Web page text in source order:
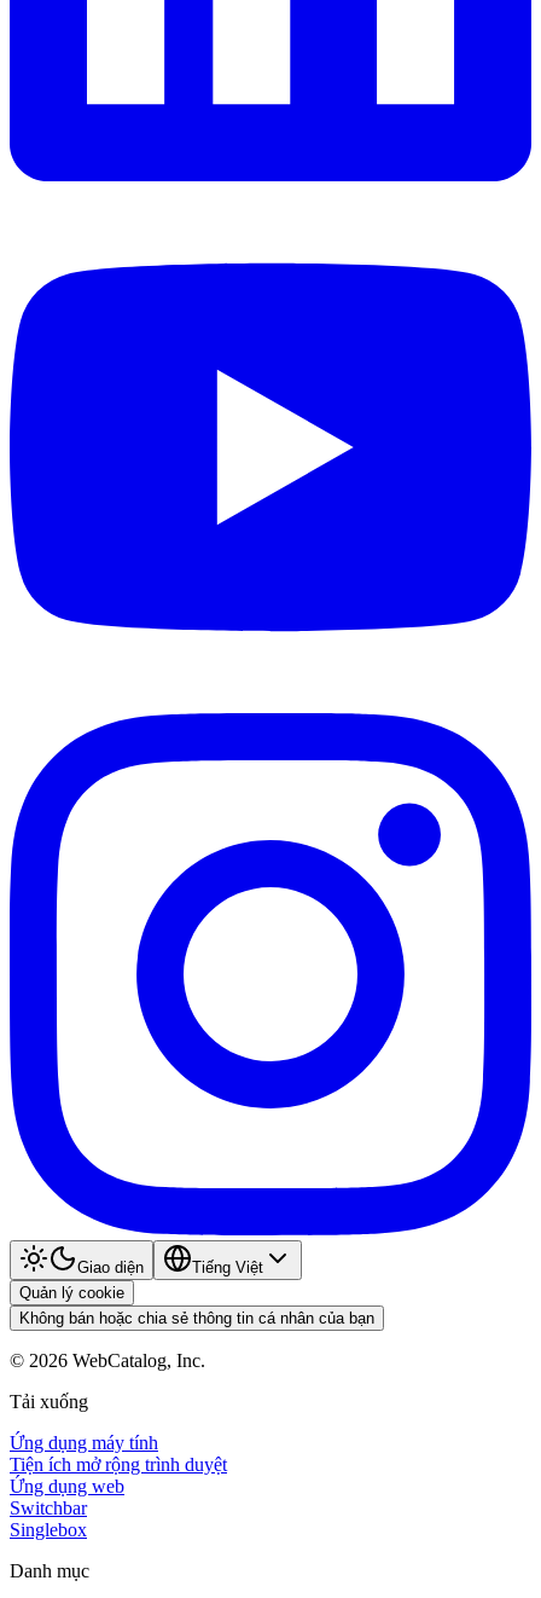
Giao diện
Tiếng Việt
Quản lý cookie
Không bán hoặc chia sẻ thông tin cá nhân của bạn
© 2026 WebCatalog, Inc.
Tải xuống
Ứng dụng máy tính
Tiện ích mở rộng trình duyệt
Ứng dụng web
Switchbar
Singlebox
Danh mục